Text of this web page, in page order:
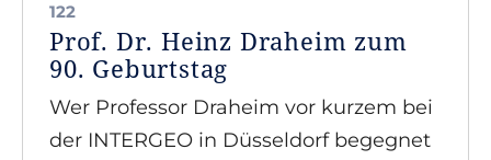
122
Prof. Dr. Heinz Draheim zum
90. Geburtstag
Wer Professor Draheim vor kurzem bei
der INTERGEO in Düsseldorf begegnet